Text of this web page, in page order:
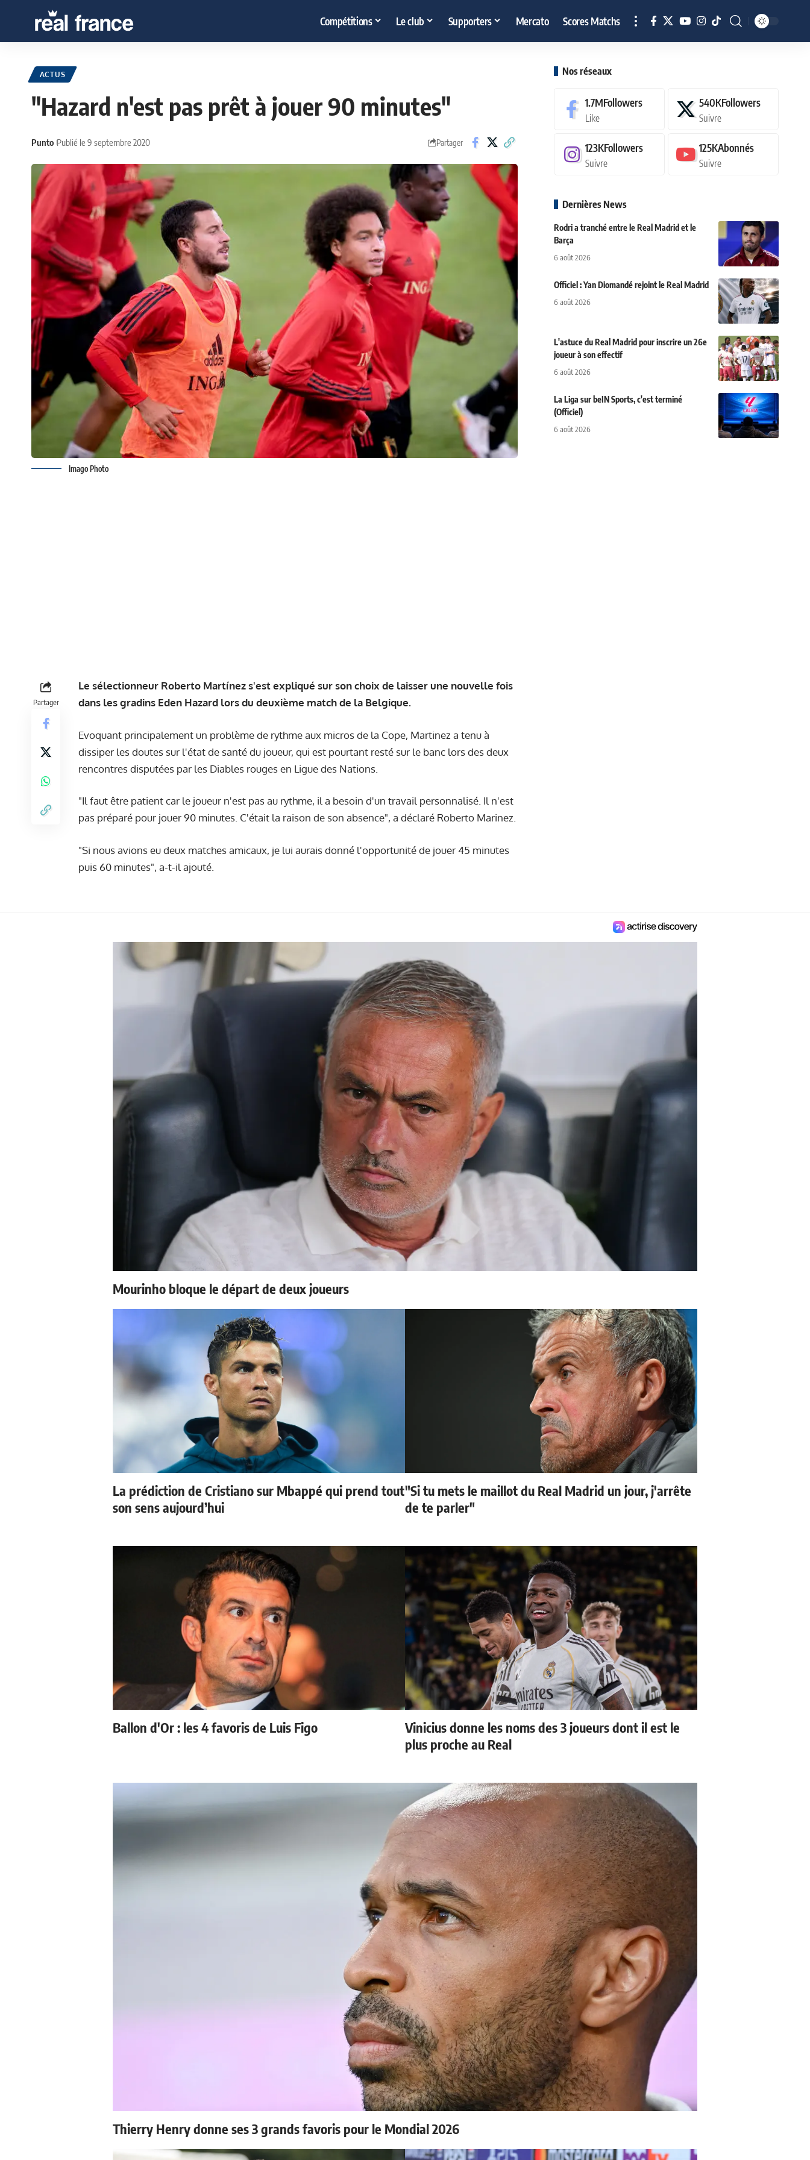
Compétitions Le club Supporters Mercato Scores Matchs
ACTUS
"Hazard n'est pas prêt à jouer 90 minutes"
Punto Publié le 9 septembre 2020 Partager
Imago Photo
Partager
Le sélectionneur Roberto Martínez s'est expliqué sur son choix de laisser une nouvelle fois
dans les gradins Eden Hazard lors du deuxième match de la Belgique.
Evoquant principalement un problème de rythme aux micros de la Cope, Martinez a tenu à
dissiper les doutes sur l'état de santé du joueur, qui est pourtant resté sur le banc lors des deux
rencontres disputées par les Diables rouges en Ligue des Nations.
"Il faut être patient car le joueur n'est pas au rythme, il a besoin d'un travail personnalisé. Il n'est
pas préparé pour jouer 90 minutes. C'était la raison de son absence", a déclaré Roberto Marinez.
"Si nous avions eu deux matches amicaux, je lui aurais donné l'opportunité de jouer 45 minutes
puis 60 minutes", a-t-il ajouté.
Nos réseaux
1.7MFollowers
Like
540KFollowers
Suivre
123KFollowers
Suivre
125KAbonnés
Suivre
Dernières News
Rodri a tranché entre le Real Madrid et le
Barça
6 août 2026
Officiel : Yan Diomandé rejoint le Real Madrid
6 août 2026
L'astuce du Real Madrid pour inscrire un 26e
joueur à son effectif
6 août 2026
La Liga sur beIN Sports, c'est terminé
(Officiel)
6 août 2026
Mourinho bloque le départ de deux joueurs
La prédiction de Cristiano sur Mbappé qui prend tout
son sens aujourd’hui
"Si tu mets le maillot du Real Madrid un jour, j'arrête
de te parler"
Ballon d'Or : les 4 favoris de Luis Figo
Vinicius donne les noms des 3 joueurs dont il est le
plus proche au Real
Thierry Henry donne ses 3 grands favoris pour le Mondial 2026